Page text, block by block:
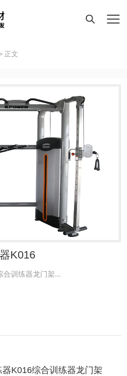
正文
K016
合训练器龙门架...
K016综合训练器龙门架